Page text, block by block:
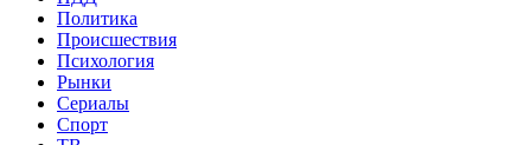
Политика
Происшествия
Психология
Рынки
Сериалы
Спорт